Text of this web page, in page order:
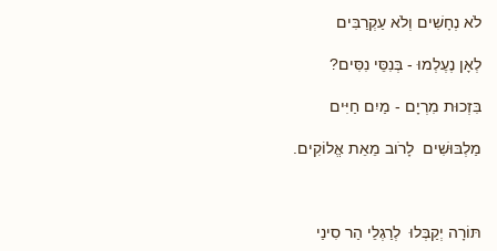
לֹא נְחָשִׁים וְלֹא עַקְרַבִּים
לְאָן נֶעֶלְמוּ - בְּנִסֵּי נִסִּים?
בִּזְכוּת מִרְיָם - מַיִם חַיִּים
מַלְבּוּשִׁים לָרֹוב מֵאֵת אֱלוֹקִים.
תּוֹרָה יְקַבְּלוּ לְרַגְלֵי הַר סִינַי